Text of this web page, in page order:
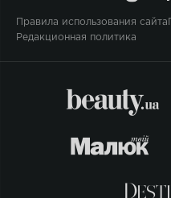
Правила использования сайта
Редакционная политика